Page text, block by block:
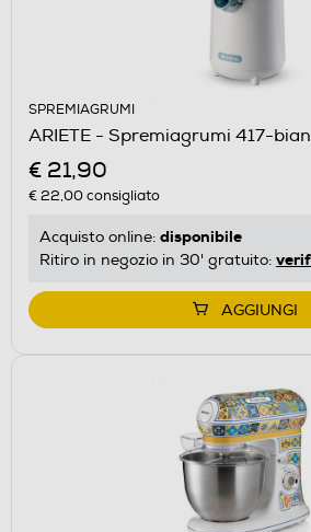
SPREMIAGRUMI
ARIETE - Spremiagrumi 417-
€ 21,90
€ 22,00consigliato
Acquisto online: disponibile
Ritiro in negozio in 30' gratuito:
AGGIUNGI